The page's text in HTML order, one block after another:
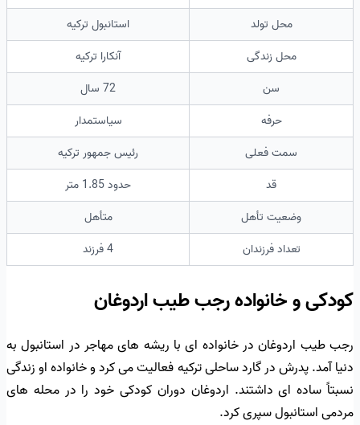
محل تولد
استانبول ترکیه
محل زندگی
آنکارا ترکیه
سن
72 سال
حرفه
سیاستمدار
سمت فعلی
رئیس جمهور ترکیه
قد
حدود 1.85 متر
وضعیت تأهل
متأهل
تعداد فرزندان
4 فرزند
کودکی و خانواده رجب طیب اردوغان
رجب طیب اردوغان در خانواده ای با ریشه های مهاجر در استانبول به
دنیا آمد. پدرش در گارد ساحلی ترکیه فعالیت می کرد و خانواده او زندگی
نسبتاً ساده ای داشتند. اردوغان دوران کودکی خود را در محله های
مردمی استانبول سپری کرد.